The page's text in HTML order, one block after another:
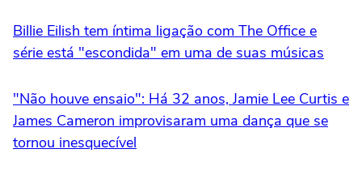
Billie Eilish tem íntima ligação com The Office e
série está "escondida" em uma de suas músicas
"Não houve ensaio": Há 32 anos, Jamie Lee Curtis e
James Cameron improvisaram uma dança que se
tornou inesquecível